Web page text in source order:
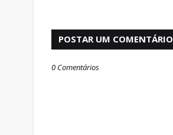
POSTAR UM COMENTÁRIO
0 Comentários